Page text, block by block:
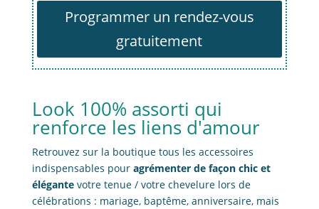
Programmer un rendez-vous
gratuitement
Look 100% assorti qui
renforce les liens d'amour
Retrouvez sur la boutique tous les accessoires
indispensables pouragrémenter de façon chic et
élégantevotre tenue / votre chevelure lors de
célébrations : mariage, baptême, anniversaire, mais